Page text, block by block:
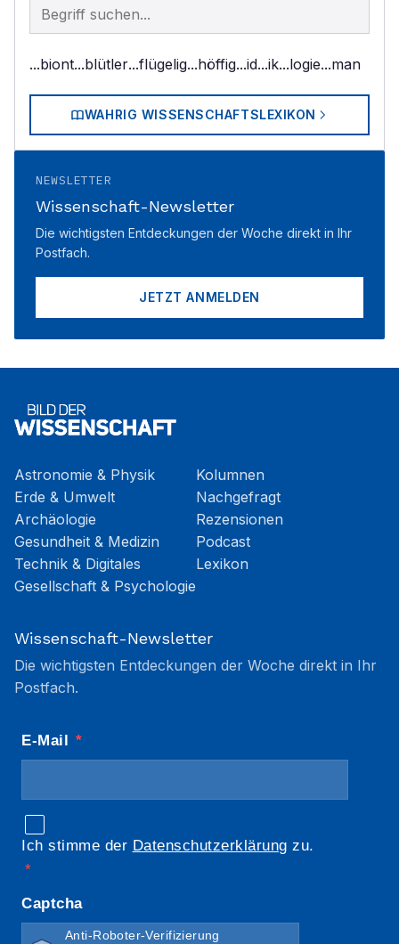
Begriff im Lexikon suchen
...biont...blütler...flügelig...höffig...id...ik...logie...man
WAHRIG WISSENSCHAFTSLEXIKON
NEWSLETTER
Wissenschaft-Newsletter
Die wichtigsten Entdeckungen der Woche direkt in Ihr
Postfach.
JETZT ANMELDEN
Astronomie & Physik
Erde & Umwelt
Archäologie
Gesundheit & Medizin
Technik & Digitales
Gesellschaft & Psychologie
Kolumnen
Nachgefragt
Rezensionen
Podcast
Lexikon
Wissenschaft-Newsletter
Die wichtigsten Entdeckungen der Woche direkt in Ihr
Postfach.